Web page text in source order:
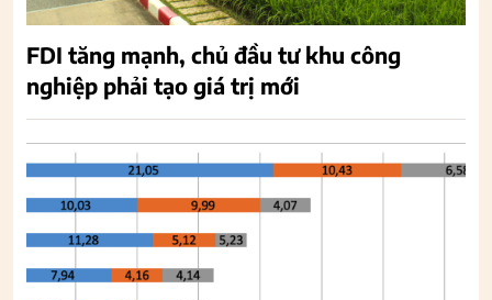
FDI tăng mạnh, chủ đầu tư khu công
nghiệp phải tạo giá trị mới